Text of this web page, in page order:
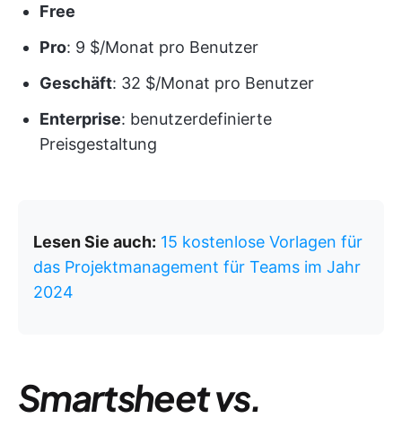
Free
Pro: 9 $/Monat pro Benutzer
Geschäft: 32 $/Monat pro Benutzer
Enterprise: benutzerdefinierte
Preisgestaltung
Lesen Sie auch: 15 kostenlose Vorlagen für
das Projektmanagement für Teams im Jahr
2024
Smartsheet vs.